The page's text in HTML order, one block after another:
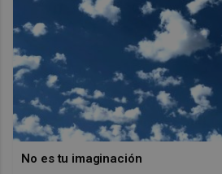
No es tu imaginación